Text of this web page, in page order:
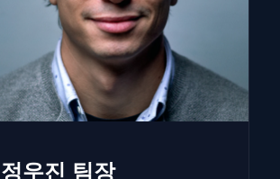
정우진 팀장